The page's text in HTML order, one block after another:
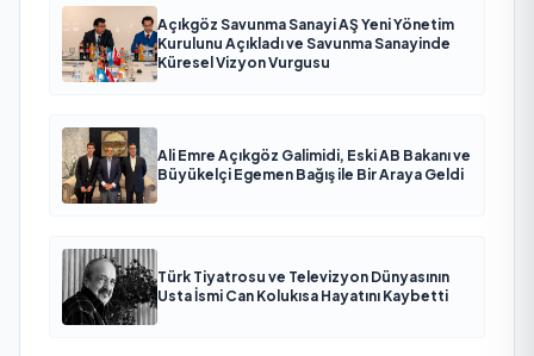
Açıkgöz Savunma Sanayi AŞ Yeni Yönetim
Kurulunu Açıkladı ve Savunma Sanayinde
Küresel Vizyon Vurgusu
Ali Emre Açıkgöz Galimidi, Eski AB Bakanı ve
Büyükelçi Egemen Bağış ile Bir Araya Geldi
Türk Tiyatrosu ve Televizyon Dünyasının
Usta İsmi Can Kolukısa Hayatını Kaybetti